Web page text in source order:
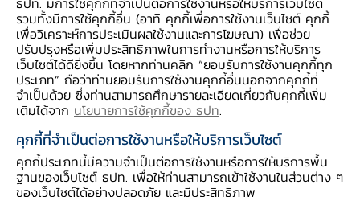
Download PDF
ความช่วยเหลือ
รวมทั้งมีการใช้คุกกี้อื่น (อาทิ คุกกี้เพื่อการใช้งานเว็บไซต์ คุกกี้
เพื่อวิเคราะห์การประเมินผลใช้งานและการโฆษณา) เพื่อช่วย
ปรับปรุงหรือเพิ่มประสิทธิภาพในการทำงานหรือการให้บริการ
เว็บไซต์ได้ดียิ่งขึ้น โดยหากท่านคลิก “ยอมรับการใช้งานคุกกี้ทุก
ประเภท” ถือว่าท่านยอมรับการใช้งานคุกกี้อื่นนอกจากคุกกี้ที่
จำเป็นด้วย ซึ่งท่านสามารถศึกษารายละเอียดเกี่ยวกับคุกกี้เพิ่ม
เติมได้จาก นโยบายการใช้คุกกี้ของ ธปท.
คุกกี้ที่จำเป็นต่อการใช้งานหรือให้บริการเว็บไซต์
คุกกี้ประเภทนี้มีความจำเป็นต่อการใช้งานหรือการให้บริการพื้น
ฐานของเว็บไซต์ ธปท. เพื่อให้ท่านสามารถเข้าใช้งานในส่วนต่าง ๆ
ของเว็บไซต์ได้อย่างปลอดภัย และมีประสิทธิภาพ